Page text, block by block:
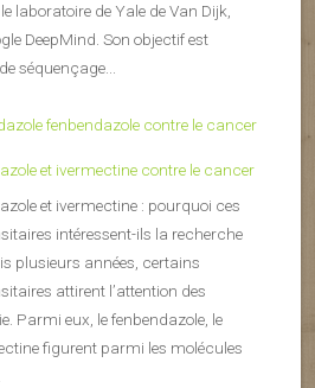
laboratoire de Yale de Van Dijk,
DeepMind. Son objectif est
séquençage...
et ivermectine contre le cancer
et ivermectine : pourquoi ces
intéressent-ils la recherche
plusieurs années, certains
attirent l’attention des
Parmi eux, le fenbendazole, le
figurent parmi les molécules